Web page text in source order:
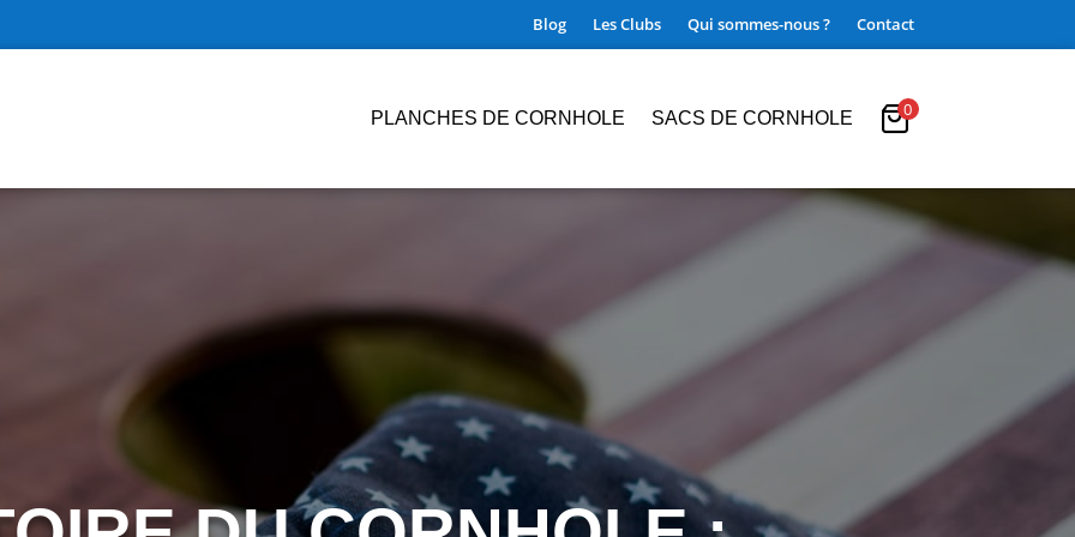
Blog Les Clubs Qui sommes-nous ? Contact
PLANCHES DE CORNHOLE SACS DE CORNHOLE 0